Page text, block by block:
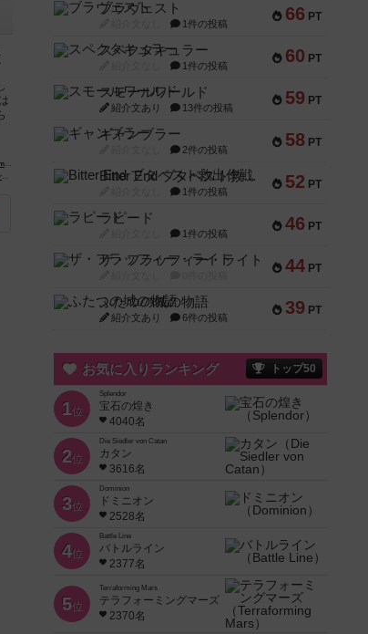
）
66 PT
ブラヴェスト
1件の投稿
60 PT
スペクタキュラー
1件の投稿
59 PT
スモールワールド
紹介文あり 13件の投稿
58 PT
ギャンブラー
2件の投稿
52 PT
Bitter End ブタペスト救出作戦
1件の投稿
46 PT
ラピード
1件の投稿
44 PT
ザ・フラッフィー・ライト
39 PT
ふたつの城の物語
紹介文あり 6件の投稿
お気に入りランキング トップ50
1位
Splendor
宝石の煌き
4040名
2位
Die Siedler von Catan
カタン
3616名
3位
Dominion
ドミニオン
2528名
4位
Battle Line
バトルライン
2377名
5位
Terraforming Mars
テラフォーミングマーズ
2370名